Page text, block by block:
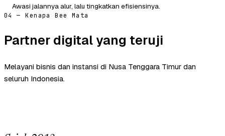
Awasi jalannya alur, lalu tingkatkan efisiensinya.
04 — Kenapa Bee Mata
Partner digital yang teruji
Melayani bisnis dan instansi di Nusa Tenggara Timur dan
seluruh Indonesia.